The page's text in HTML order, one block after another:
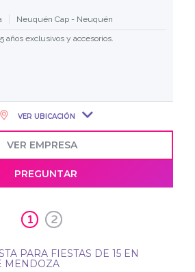
Neuquén Cap - Neuquén
años exclusivos y accesorios.
VER UBICACIÓN
VER EMPRESA
PREGUNTAR
1 2
PARA FIESTAS DE 15 EN
MENDOZA